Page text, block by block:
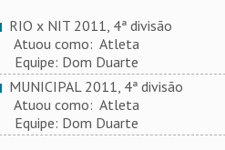
RIO x NIT 2011, 4ª divisão
Atuou como: Atleta
Equipe: Dom Duarte
MUNICIPAL 2011, 4ª divisão
Atuou como: Atleta
Equipe: Dom Duarte